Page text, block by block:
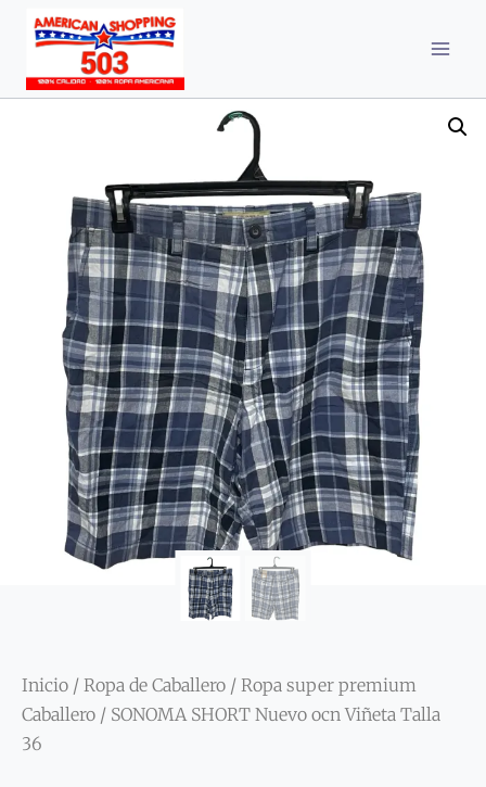
Inicio / Ropa de Caballero / Ropa super premium
Caballero / SONOMA SHORT Nuevo ocn Viñeta Talla
36